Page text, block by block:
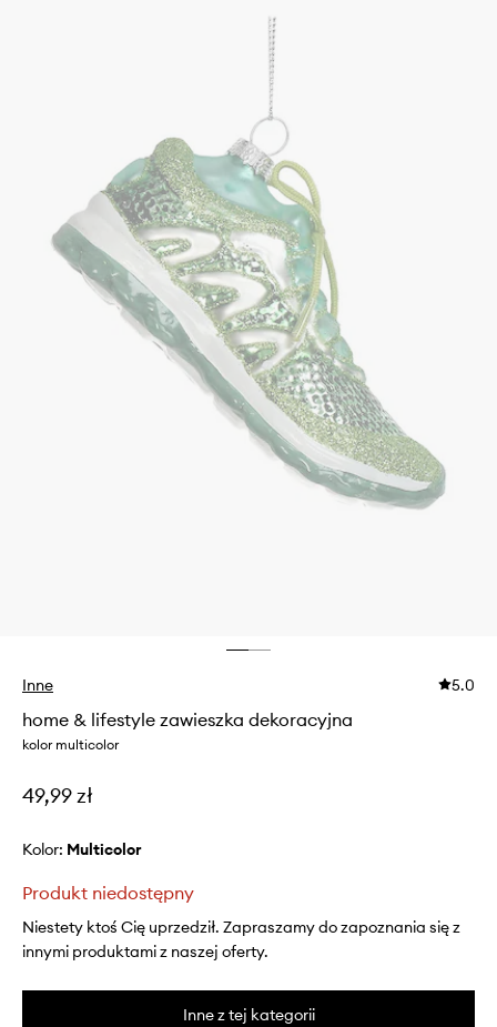
Inne 5.0
home & lifestyle zawieszka dekoracyjna
kolor multicolor
49,99 zł
Kolor: multicolor
Produkt niedostępny
Niestety ktoś Cię uprzedził. Zapraszamy do zapoznania się z
innymi produktami z naszej oferty.
Inne z tej kategorii